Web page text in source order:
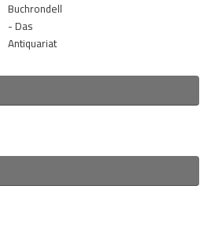
Buchrondell
- Das
Antiquariat